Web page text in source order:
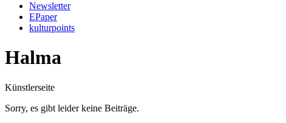
Newsletter
EPaper
kulturpoints
Halma
Künstlerseite
Sorry, es gibt leider keine Beiträge.